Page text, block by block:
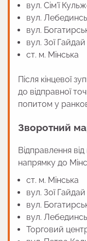
вул. Сім’ї
вул.
вул.
вул. Зої Гайдай
ст. м. Мінська
Після кінцевої
до відправної
попитом у
Зворотний
Відправлення
напрямку до
ст. м. Мінська
вул. Зої Гайдай
вул.
вул.
Торговий